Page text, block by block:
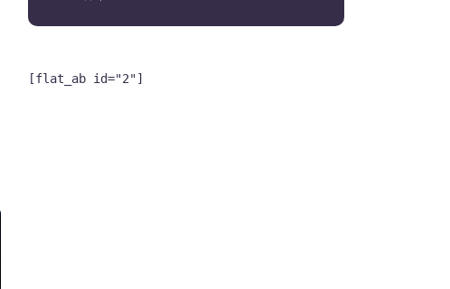
[flat_ab id="2"]